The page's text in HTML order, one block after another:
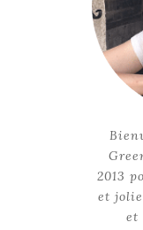
2013
et
et